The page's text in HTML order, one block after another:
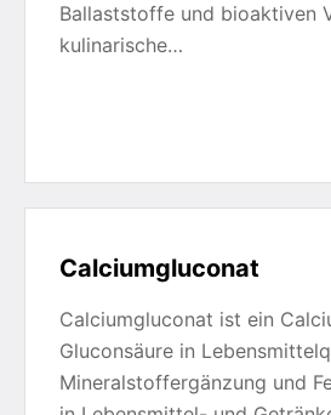
Ballaststoffe und bioaktiven
kulinarische…
Calciumgluconat
Calciumgluconat ist ein
Gluconsäure in
Mineralstoffergänzung und